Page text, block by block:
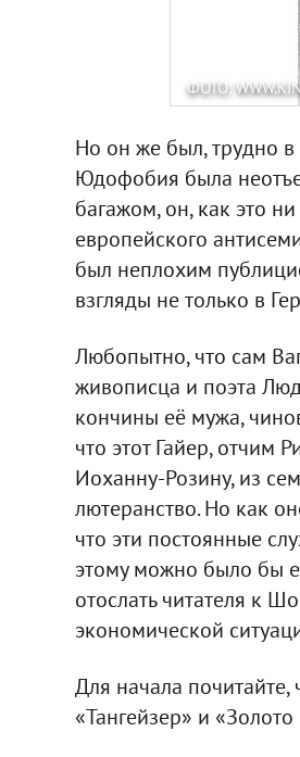
ФОТО:
Но он же был, трудно в
Юдофобия была
багажом, он, как это
европейского
был неплохим
взгляды не только в
Любопытно, что сам
живописца и поэта
кончины её мужа,
что этот Гайер, отчим
Иоханну-Розину, из
лютеранство. Но как
что эти постоянные
этому можно было бы
отослать читателя к
экономической
Для начала почитайте,
«Тангейзер» и